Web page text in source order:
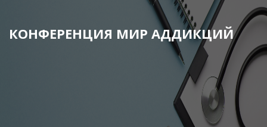
КОНФЕРЕНЦИЯ МИР АДДИКЦИЙ